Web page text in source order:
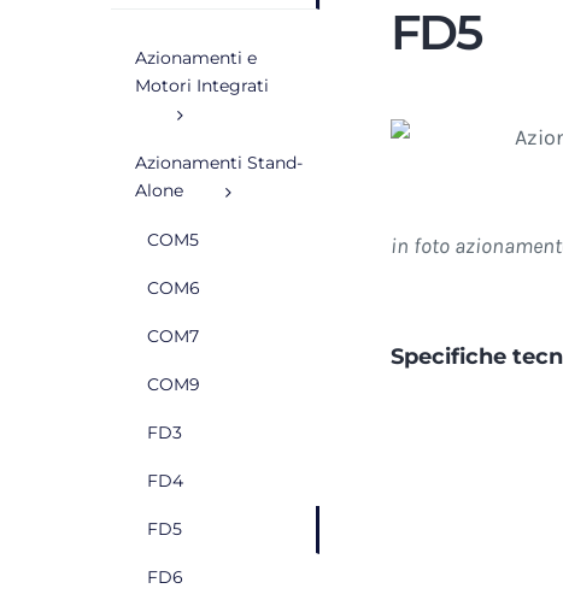
FD5
in foto
Specifiche
Azionamenti e
Motori Integrati
Azionamenti Stand-
Alone
COM5
COM6
COM7
COM9
FD3
FD4
FD5
FD6